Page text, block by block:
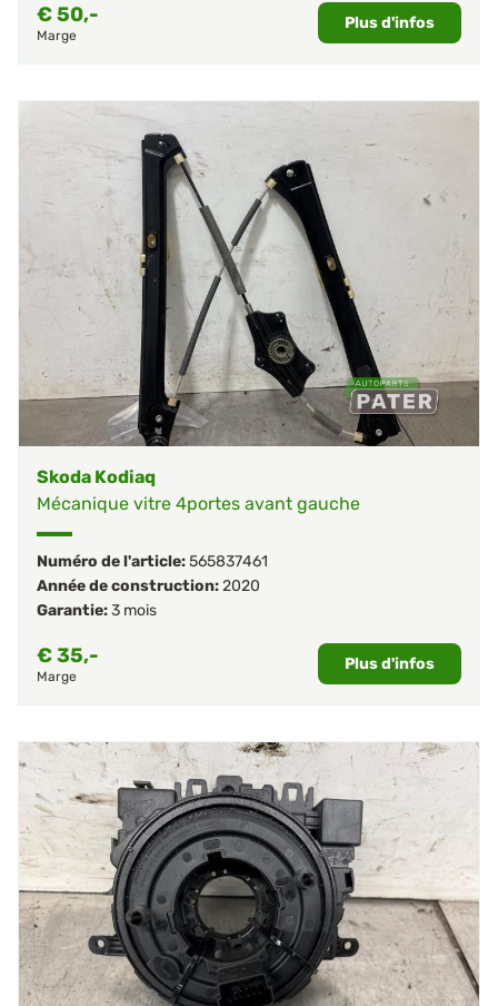
€50,-
Marge
Plus d'infos
Skoda Kodiaq
Mécanique vitre 4portes avant gauche
Numéro de l'article:565837461
Année de construction:2020
Garantie:3 mois
€35,-
Marge
Plus d'infos